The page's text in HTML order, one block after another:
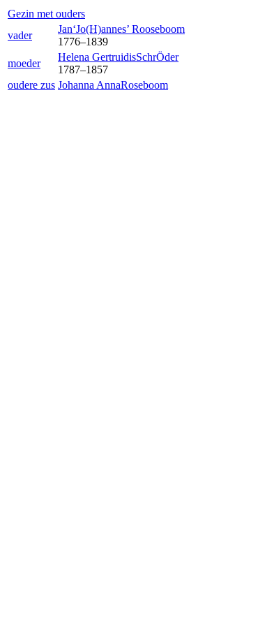
Gezin met ouders
vader
Jan‘Jo(H)annes’ Rooseboom
1776–1839
moeder
Helena GertruidisSchrÖder
1787–1857
oudere zus Johanna AnnaRoseboom